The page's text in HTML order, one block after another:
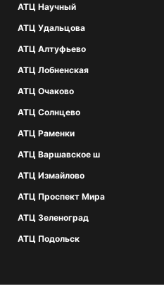
АТЦ Научный
АТЦ Удальцова
АТЦ Алтуфьево
АТЦ Лобненская
АТЦ Очаково
АТЦ Солнцево
АТЦ Раменки
АТЦ Варшавское ш
АТЦ Измайлово
АТЦ Проспект Мира
АТЦ Зеленоград
АТЦ Подольск